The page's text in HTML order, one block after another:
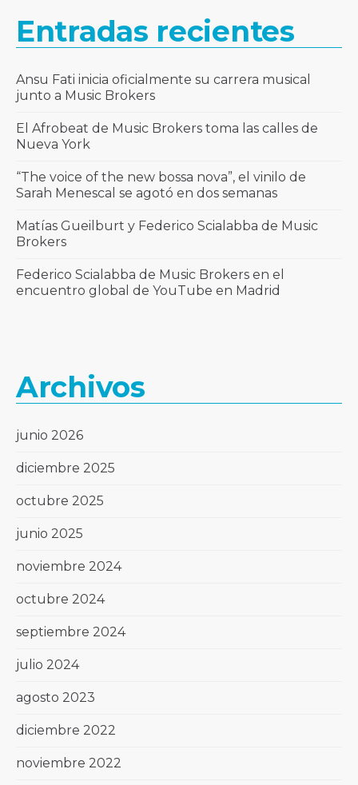
Entradas recientes
Ansu Fati inicia oficialmente su carrera musical
junto a Music Brokers
El Afrobeat de Music Brokers toma las calles de
Nueva York
“The voice of the new bossa nova”, el vinilo de
Sarah Menescal se agotó en dos semanas
Matías Gueilburt y Federico Scialabba de Music
Brokers
Federico Scialabba de Music Brokers en el
encuentro global de YouTube en Madrid
Archivos
junio 2026
diciembre 2025
octubre 2025
junio 2025
noviembre 2024
octubre 2024
septiembre 2024
julio 2024
agosto 2023
diciembre 2022
noviembre 2022